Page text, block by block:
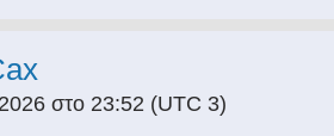
στο 23:52 (UTC 3)